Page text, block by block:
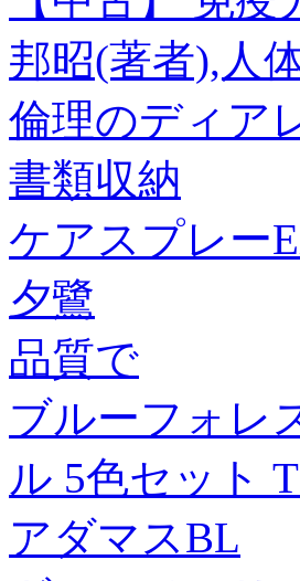
邦昭(著者),人
倫理のディア
書類収納
ケアスプレー
夕鷺
品質で
ブルーフォレ
ル 5色セット
アダマスBL